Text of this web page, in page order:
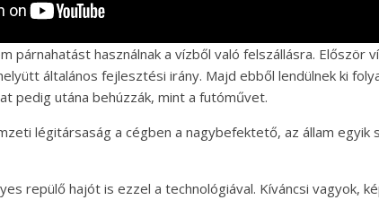
párnahatást használnak a vízből való felszállásra. Először
általános fejlesztési irány. Majd ebből lendülnek ki
pedig utána behúzzák, mint a futóművet.
légitársaság a cégben a nagybefektető, az állam
repülő hajót is ezzel a technológiával. Kíváncsi vagyok,